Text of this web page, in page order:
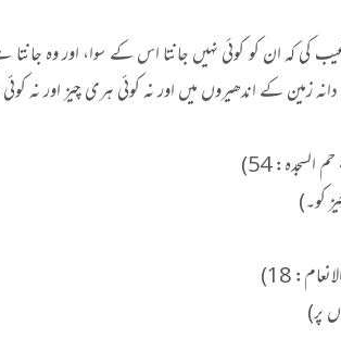
کہ ان کو کوئی نہیں جانتا اس کے سوا، اور وہ جانتا
زمین کے اندھیروں میں اور نہ کوئی ہری چیز اور نہ
کو۔)
پر)